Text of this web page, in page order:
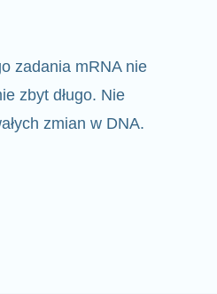
zadania mRNA nie
zbyt długo. Nie
zmian w DNA.